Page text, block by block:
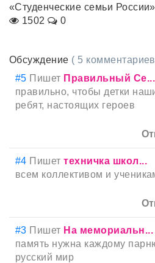
«Студенческие семьи России»
1502
0
Обсуждение ( 5
#5 Пишет Правильный Се...
правильно, чтобы детки
ребят, настоящих героев
#4 Пишеттехничка школ...
всем коллективом и
#3 Пишет На мемориальн...
память нужна каждому
русский мир